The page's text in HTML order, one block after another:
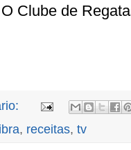
Clube de
, receitas, tv